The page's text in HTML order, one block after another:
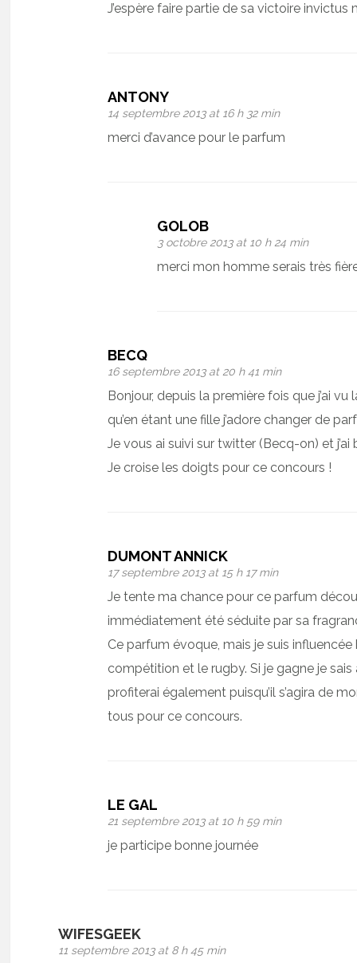
J’espère faire partie de sa victoire invictus
ANTONY
14 septembre 2013 at 16 h 32 min
merci d’avance pour le parfum
GOLOB
3 octobre 2013 at 10 h 24 min
merci mon homme serais très
BECQ
16 septembre 2013 at 20 h 41 min
Bonjour, depuis la première fois que j’ai vu
qu’en étant une fille j’adore changer de
Je vous ai suivi sur twitter (Becq-on) et
Je croise les doigts pour ce concours !
DUMONT ANNICK
17 septembre 2013 at 15 h 17 min
Je tente ma chance pour ce parfum
immédiatement été séduite par sa
Ce parfum évoque, mais je suis
compétition et le rugby. Si je gagne je sais
profiterai également puisqu’il s’agira de
tous pour ce concours.
LE GAL
21 septembre 2013 at 10 h 59 min
je participe bonne journée
WIFESGEEK
11 septembre 2013 at 8 h 45 min